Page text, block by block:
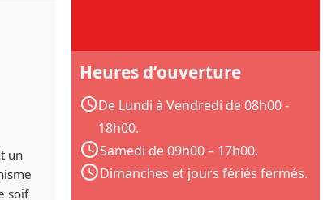
un
soif
Heures d’ouverture
De Lundi à Vendredi de 08h00 -
18h00.
Samedi de 09h00 – 17h00.
Dimanches et jours fériés fermés.